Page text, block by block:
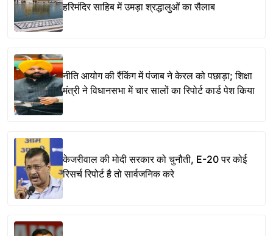
हरिमंदिर साहिब में उमड़ा श्रद्धालुओं का सैलाब
नीति आयोग की रैंकिंग में पंजाब ने केरल को पछाड़ा; शिक्षा
मंत्री ने विधानसभा में चार सालों का रिपोर्ट कार्ड पेश किया
केजरीवाल की मोदी सरकार को चुनौती, E-20 पर कोई
रिसर्च रिपोर्ट है तो सार्वजनिक करे